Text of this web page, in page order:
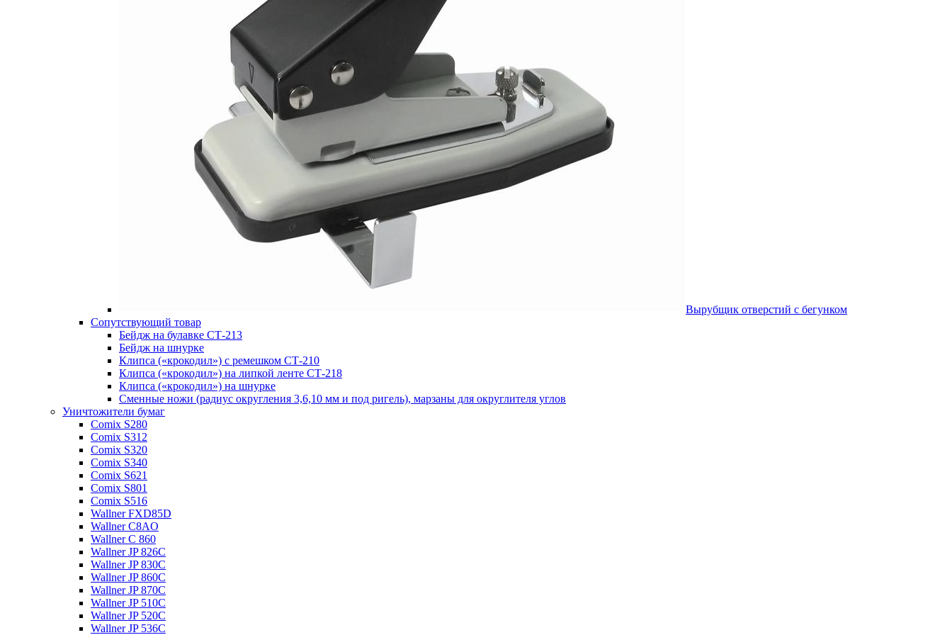
Вырубщик отверстий с бегунком
Сопутствующий товар
Бейдж на булавке СТ-213
Бейдж на шнурке
Клипса («крокодил») с ремешком СТ-210
Клипса («крокодил») на липкой ленте СТ-218
Клипса («крокодил») на шнурке
Сменные ножи (радиус округления 3,6,10 мм и под ригель), марзаны для округлителя углов
Уничтожители бумаг
Comix S280
Comix S312
Comix S320
Comix S340
Comix S621
Comix S801
Comix S516
Wallner FXD85D
Wallner C8AO
Wallner C 860
Wallner JP 826C
Wallner JP 830C
Wallner JP 860C
Wallner JP 870C
Wallner JP 510C
Wallner JP 520C
Wallner JP 536C